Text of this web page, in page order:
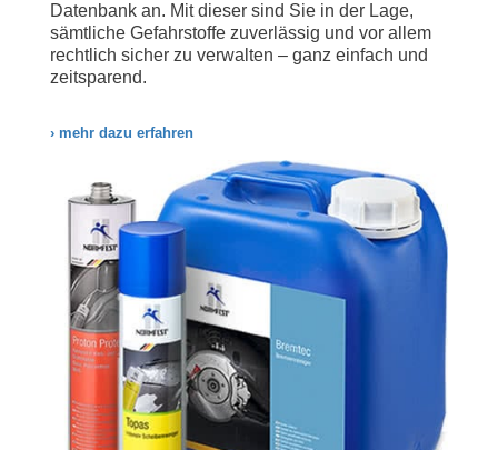
Datenbank an. Mit dieser sind Sie in der Lage,
sämtliche Gefahrstoffe zuverlässig und vor allem
rechtlich sicher zu verwalten – ganz einfach und
zeitsparend.
› mehr dazu erfahren